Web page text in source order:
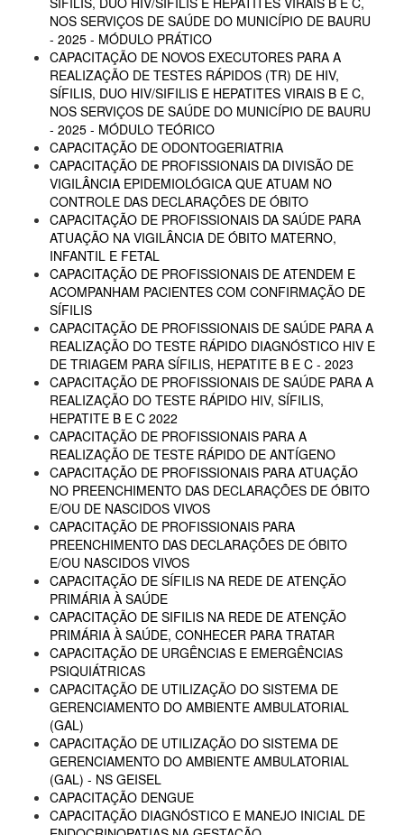
NOS SERVIÇOS DE SAÚDE DO MUNICÍPIO DE BAURU
- 2025 - MÓDULO PRÁTICO
CAPACITAÇÃO DE NOVOS EXECUTORES PARA A
REALIZAÇÃO DE TESTES RÁPIDOS (TR) DE HIV,
SÍFILIS, DUO HIV/SIFILIS E HEPATITES VIRAIS B E C,
NOS SERVIÇOS DE SAÚDE DO MUNICÍPIO DE BAURU
- 2025 - MÓDULO TEÓRICO
CAPACITAÇÃO DE ODONTOGERIATRIA
CAPACITAÇÃO DE PROFISSIONAIS DA DIVISÃO DE
VIGILÂNCIA EPIDEMIOLÓGICA QUE ATUAM NO
CONTROLE DAS DECLARAÇÕES DE ÓBITO
CAPACITAÇÃO DE PROFISSIONAIS DA SAÚDE PARA
ATUAÇÃO NA VIGILÂNCIA DE ÓBITO MATERNO,
INFANTIL E FETAL
CAPACITAÇÃO DE PROFISSIONAIS DE ATENDEM E
ACOMPANHAM PACIENTES COM CONFIRMAÇÃO DE
SÍFILIS
CAPACITAÇÃO DE PROFISSIONAIS DE SAÚDE PARA A
REALIZAÇÃO DO TESTE RÁPIDO DIAGNÓSTICO HIV E
DE TRIAGEM PARA SÍFILIS, HEPATITE B E C - 2023
CAPACITAÇÃO DE PROFISSIONAIS DE SAÚDE PARA A
REALIZAÇÃO DO TESTE RÁPIDO HIV, SÍFILIS,
HEPATITE B E C 2022
CAPACITAÇÃO DE PROFISSIONAIS PARA A
REALIZAÇÃO DE TESTE RÁPIDO DE ANTÍGENO
CAPACITAÇÃO DE PROFISSIONAIS PARA ATUAÇÃO
NO PREENCHIMENTO DAS DECLARAÇÕES DE ÓBITO
E/OU DE NASCIDOS VIVOS
CAPACITAÇÃO DE PROFISSIONAIS PARA
PREENCHIMENTO DAS DECLARAÇÕES DE ÓBITO
E/OU NASCIDOS VIVOS
CAPACITAÇÃO DE SÍFILIS NA REDE DE ATENÇÃO
PRIMÁRIA À SAÚDE
CAPACITAÇÃO DE SIFILIS NA REDE DE ATENÇÃO
PRIMÁRIA À SAÚDE, CONHECER PARA TRATAR
CAPACITAÇÃO DE URGÊNCIAS E EMERGÊNCIAS
PSIQUIÁTRICAS
CAPACITAÇÃO DE UTILIZAÇÃO DO SISTEMA DE
GERENCIAMENTO DO AMBIENTE AMBULATORIAL
(GAL)
CAPACITAÇÃO DE UTILIZAÇÃO DO SISTEMA DE
GERENCIAMENTO DO AMBIENTE AMBULATORIAL
(GAL) - NS GEISEL
CAPACITAÇÃO DENGUE
CAPACITAÇÃO DIAGNÓSTICO E MANEJO INICIAL DE